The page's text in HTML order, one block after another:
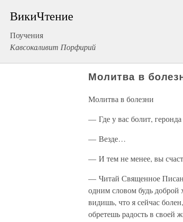
ВикиЧтение
Поучения
Кавсокаливит Порфирий
Молитва в
Молитва в болезни
— Где у вас болит,
— Везде…
— И тем не менее, вы
— Читай Священное
одним словом будь
видишь, что я сейчас
обретешь радость в своей